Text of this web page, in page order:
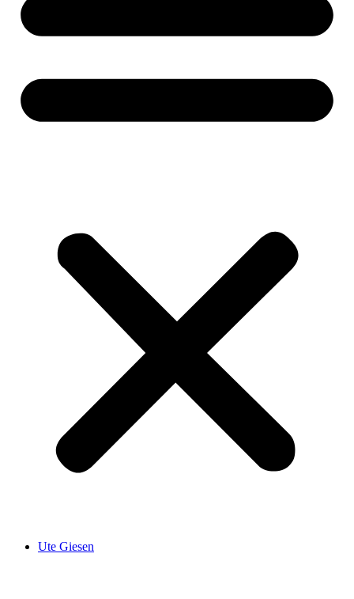
Ute Giesen